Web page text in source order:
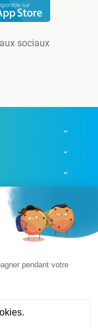
sociaux